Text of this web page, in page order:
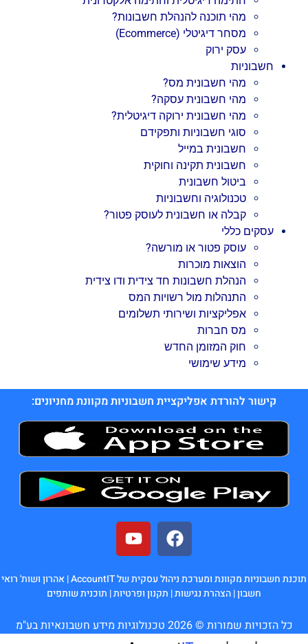
מהי תוכנה להנהלת חשבונות?
מסחר דיגיטלי (Ecommerce)
עסק ירוק
חשבוניות
מהי חשבונית מס?
מהי חשבונית עסקה?
מהי חשבונית ירוקה דיגיטלית?
סוגי חשבוניות ותפקידם
חשבונית במייל
חשבונית תקינה וחוקית
ביטול חשבונית
טכנולוגיה וחשבוניות
קבלה או חשבונית לעוסק פטור?
עסקים כללי
עוסק פטור או מורשה?
הוצאות מוכרות
הנהלת חשבונות חד צידית ודו צידית
התנהלות מול רשויות המס
אפליקציות ושירותי תשלומים
מס חברות
חוק המזומן החדש
מידע שימושי
קישור להורדת אפליקציית חשבוניות מקוונת מחניונים:
תוכנת חשבוניות מקוונת ומערכת ניהול עסקית של AccountIT |
אהרון ושות' רואי
חשבון|הצהרת נגישות| תקנון ופרטיות| תוכנית שותפים
כל הזכויות שמורות © 2026 טכנולוגיות מידע חשבונאיות בע"מ